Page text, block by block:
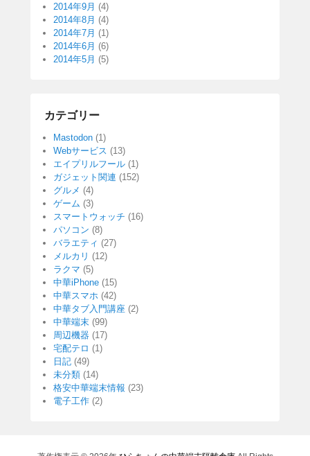
2014年9月 (4)
2014年8月 (4)
2014年7月 (1)
2014年6月 (6)
2014年5月 (5)
カテゴリー
Mastodon (1)
Webサービス (13)
エイプリルフール (1)
ガジェット関連 (152)
グルメ (4)
ゲーム (3)
スマートウォッチ (16)
パソコン (8)
バラエティ (27)
メルカリ (12)
ラクマ (5)
中華iPhone (15)
中華スマホ (42)
中華タブ入門講座 (2)
中華端末 (99)
周辺機器 (17)
宅配テロ (1)
日記 (49)
未分類 (14)
格安中華端末情報 (23)
電子工作 (2)